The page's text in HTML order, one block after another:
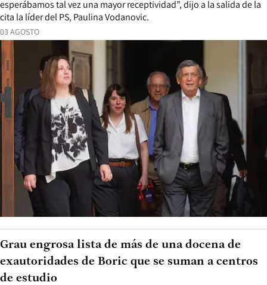
03 AGOSTO
esperábamos tal vez una mayor receptividad”, dijo a la salida de la
cita la líder del PS, Paulina Vodanovic.
Grau engrosa lista de más de una docena de
exautoridades de Boric que se suman a centros
de estudio